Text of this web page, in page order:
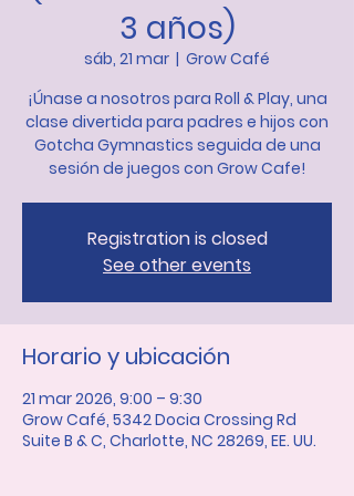
3 años)
sáb, 21 mar
  |
Grow Café
¡Únase a nosotros para Roll & Play, una
clase divertida para padres e hijos con
Gotcha Gymnastics seguida de una
sesión de juegos con Grow Cafe!
Registration is closed
See other events
Horario y ubicación
21 mar 2026, 9:00 – 9:30
Grow Café, 5342 Docia Crossing Rd
Suite B & C, Charlotte, NC 28269, EE. UU.